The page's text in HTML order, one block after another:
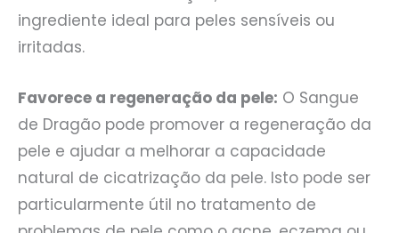
ingrediente ideal para peles sensíveis ou
irritadas.
Favorece a regeneração da pele: O Sangue
de Dragão pode promover a regeneração da
pele e ajudar a melhorar a capacidade
natural de cicatrização da pele. Isto pode ser
particularmente útil no tratamento de